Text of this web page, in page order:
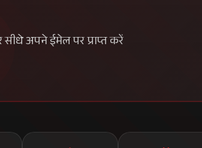
अपने ईमेल पर प्राप्त करें